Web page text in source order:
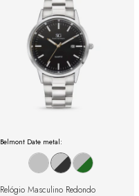
Belmont Date metal:
Relógio Masculino Redondo